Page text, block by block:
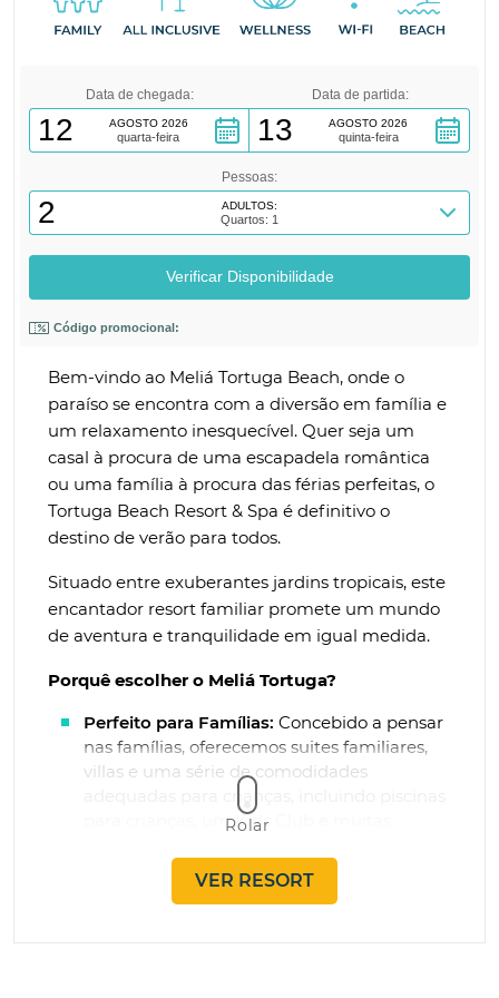
praia tranquila, encontrará a paz e a
serenidade que tanto deseja.
Perfeito para casais, o Meliá Llana Beach Resort
& Spa promete uma escapadela inesquecível,
combinando luxo, privacidade e romance.
Reserve agora e mergulhe no melhor refúgio só
para adultos: o seu paraíso espera por si!
Data de chegada:
12 AGOSTO 2026
quarta-feira
Data de partida:
13 AGOSTO 2026
quinta-feira
Pessoas:
2 ADULTOS:
Quartos: 1
Código promocional:
Bem-vindo ao Meliá Tortuga Beach, onde o
paraíso se encontra com a diversão em família e
um relaxamento inesquecível. Quer seja um
casal à procura de uma escapadela romântica
ou uma família à procura das férias perfeitas, o
Tortuga Beach Resort & Spa é definitivo o
destino de verão para todos.
Situado entre exuberantes jardins tropicais, este
encantador resort familiar promete um mundo
de aventura e tranquilidade em igual medida.
Porquê escolher o Meliá Tortuga?
Perfeito para Famílias: Concebido a pensar
nas famílias, oferecemos suites familiares,
villas e uma série de comodidades
para crianças, um Kids Club e muitas
Luxo Absoluto à Beira-Mar:Relaxe na nossa
Rolar
VER RESORT